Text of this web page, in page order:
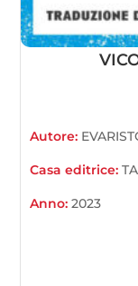
Autore:
Casa editrice:
Anno:2023